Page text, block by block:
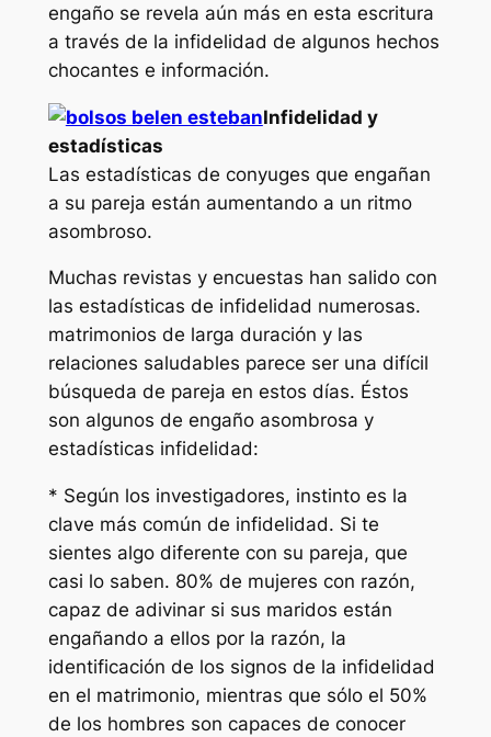
engaño se revela aún más en esta escritura
a través de la infidelidad de algunos hechos
chocantes e información.
Infidelidad y
estadísticas
Las estadísticas de conyuges que engañan
a su pareja están aumentando a un ritmo
asombroso.
Muchas revistas y encuestas han salido con
las estadísticas de infidelidad numerosas.
matrimonios de larga duración y las
relaciones saludables parece ser una difícil
búsqueda de pareja en estos días. Éstos
son algunos de engaño asombrosa y
estadísticas infidelidad:
* Según los investigadores, instinto es la
clave más común de infidelidad. Si te
sientes algo diferente con su pareja, que
casi lo saben. 80% de mujeres con razón,
capaz de adivinar si sus maridos están
engañando a ellos por la razón, la
identificación de los signos de la infidelidad
en el matrimonio, mientras que sólo el 50%
de los hombres son capaces de conocer